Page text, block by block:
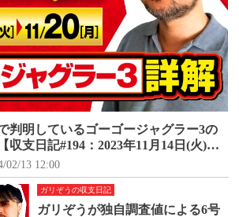
判明しているゴーゴージャグラー3の
支日記#194：2023年11月14日(火)～1
02/13 12:00
ガリぞうの収支日記
ガリぞうが独自調査値による6号